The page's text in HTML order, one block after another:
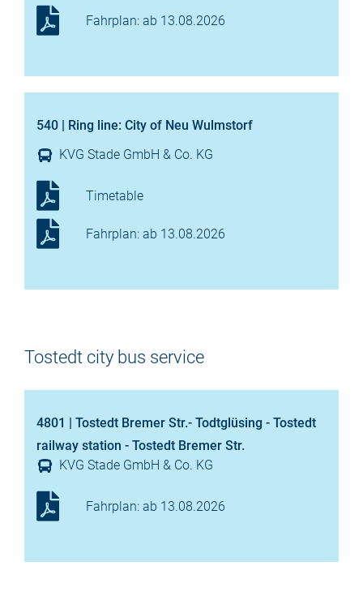
Fahrplan: ab 13.08.2026
540 | Ring line: City of Neu Wulmstorf
KVG Stade GmbH & Co. KG
Timetable
Fahrplan: ab 13.08.2026
Tostedt city bus service
4801 | Tostedt Bremer Str.- Todtglüsing - Tostedt
railway station - Tostedt Bremer Str.
KVG Stade GmbH & Co. KG
Fahrplan: ab 13.08.2026